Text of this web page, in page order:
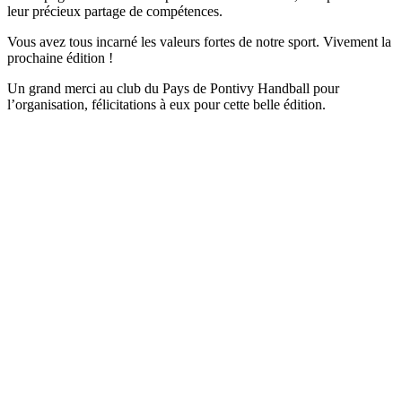
leur précieux partage de compétences.
Vous avez tous incarné les valeurs fortes de notre sport. Vivement la
prochaine édition !
Un grand merci au club du Pays de Pontivy Handball pour
l’organisation, félicitations à eux pour cette belle édition.